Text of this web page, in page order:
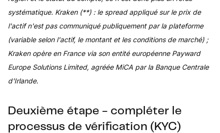
systématique. Kraken (**) : le spread appliqué sur le prix de
l'actif n'est pas communiqué publiquement par la plateforme
(variable selon l'actif, le montant et les conditions de marché) ;
Kraken opère en France via son entité européenne Payward
Europe Solutions Limited, agréée MiCA par la Banque Centrale
d'Irlande.
Deuxième étape - compléter le
processus de vérification (KYC)